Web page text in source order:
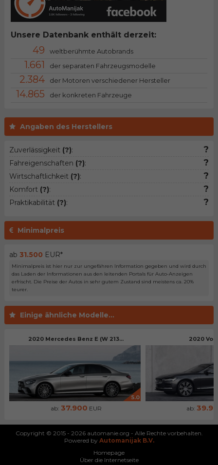
Angaben des Herstellers
Zuverlässigkeit (?): ?
Fahreigenschaften (?): ?
Wirtschaftlichkeit (?): ?
Komfort (?): ?
Praktikabilität (?): ?
Minimalpreis
ab 31.500 EUR*
Minimalpreis ist hier nur zur ungefähren Information gegeben und wird durch
das Laden der Informationen aus den leitenden Portals für Auto-Anzeigen
erfrischt. Die Preise der Autos in sehr gutem Zustand sind meistens ca. 20%
teurer.
Einige ähnliche Modelle...
2020 Mercedes Benz E (W 213...
5.0
ab: 37.900 EUR
2020
ab:
Unsere Datenbank enthält derzeit:
49 weltberühmte Autobrands
1.661 der separaten Fahrzeugsmodelle
2.384 der Motoren verschiedener Hersteller
14.865 der konkreten Fahrzeuge
Copyright © 2015 - 2026 automanie.org - Alle Rechte vorbehalten.
Powered by Automanijak B.V.
Homepage
Über die Internetseite